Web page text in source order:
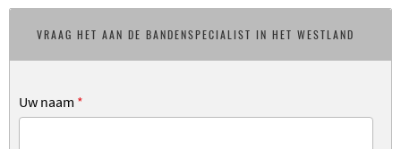
VRAAG HET AAN DE BANDENSPECIALIST IN HET WESTLAND
Uw naam *